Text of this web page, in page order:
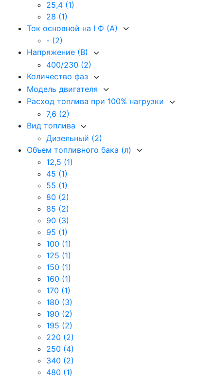
25,4 (1)
28 (1)
Ток основной на I Ф (А)
- (2)
Напряжение (В)
400/230 (2)
Количество фаз
Модель двигателя
Расход топлива при 100% нагрузки
7,6 (2)
Вид топлива
Дизельный (2)
Объем топливного бака (л)
12,5 (1)
45 (1)
55 (1)
80 (2)
85 (2)
90 (3)
95 (1)
100 (1)
125 (1)
150 (1)
160 (1)
170 (1)
180 (3)
190 (2)
195 (2)
220 (2)
250 (4)
340 (2)
480 (1)